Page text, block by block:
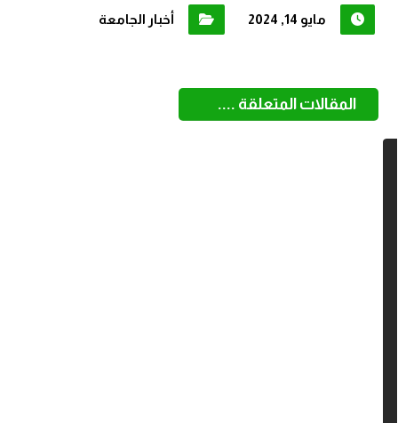
مايو 14, 2024 أخبار الجامعة
المقالات المتعلقة ....